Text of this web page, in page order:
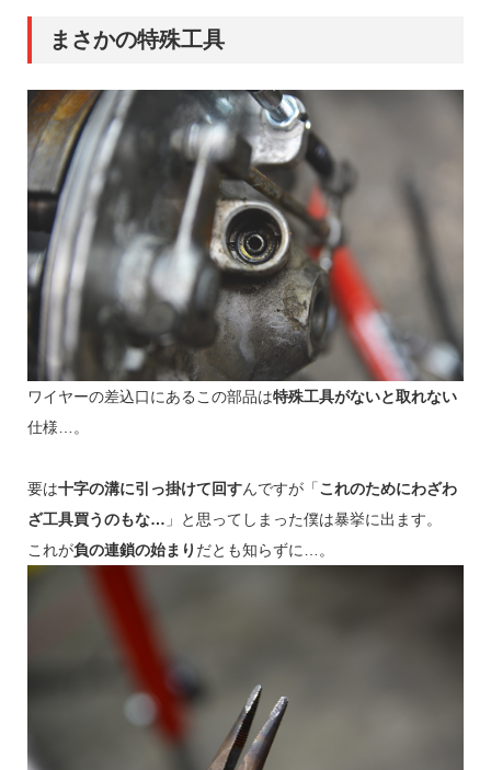
まさかの特殊工具
ワイヤーの差込口にあるこの部品は特殊工具がないと取れない
仕様…。
要は十字の溝に引っ掛けて回すんですが「これのためにわざわ
ざ工具買うのもな… 」と思ってしまった僕は暴挙に出ます。
これが負の連鎖の始まり だとも知らずに…。